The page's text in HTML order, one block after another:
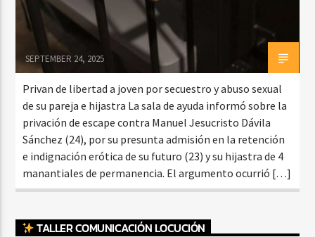
SEPTEMBER 24, 2025
Privan de libertad a joven por secuestro y abuso sexual
de su pareja e hijastra La sala de ayuda informó sobre la
privación de escape contra Manuel Jesucristo Dávila
Sánchez (24), por su presunta admisión en la retención
e indignación erótica de su futuro (23) y su hijastra de 4
manantiales de permanencia. El argumento ocurrió […]
TALLER COMUNICACIÓN LOCUCIÓN